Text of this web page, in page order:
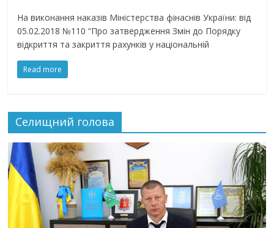
На виконання наказів Міністерства фінаснів України: від
05.02.2018 №110 “Про затвердження Змін до Порядку
відкриття та закриття рахунків у національній
Read more
Селищний голова